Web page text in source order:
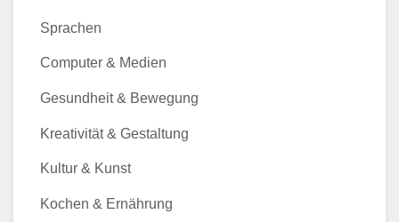
Sprachen
Computer & Medien
Gesundheit & Bewegung
Kreativität & Gestaltung
Kultur & Kunst
Kochen & Ernährung